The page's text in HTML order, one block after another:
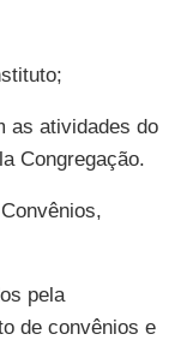
as atividades do
Congregação.
pela
de convênios e